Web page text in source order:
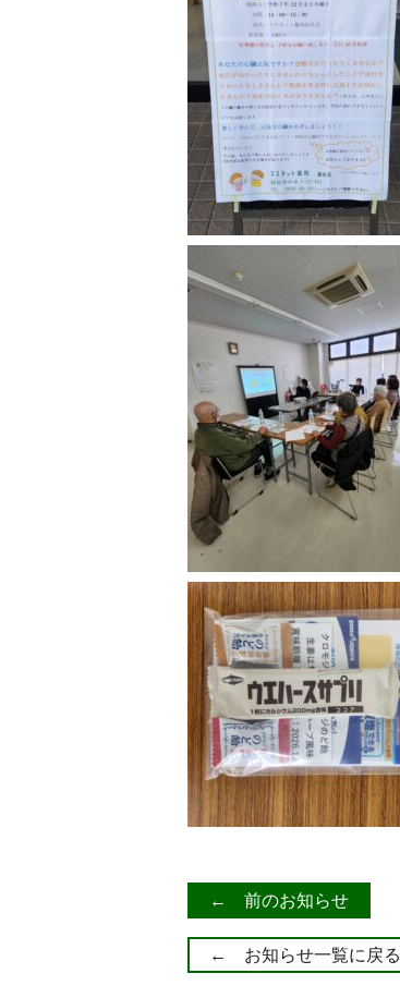
← 前のお知らせ
← お知らせ一覧に戻る